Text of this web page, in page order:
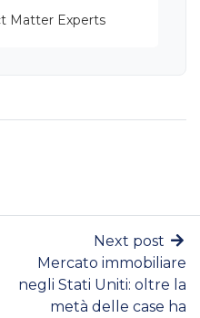
Matter Experts
Next post
Mercato immobiliare
negli Stati Uniti: oltre la
metà delle case ha